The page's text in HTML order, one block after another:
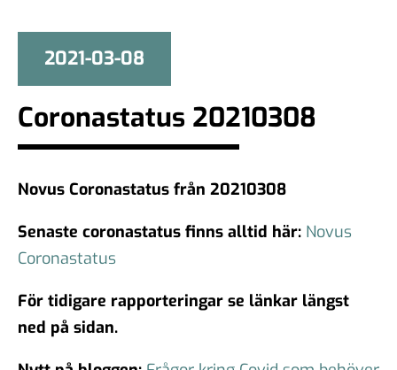
2021-03-08
Coronastatus 20210308
Novus Coronastatus från 20210308
Senaste coronastatus finns alltid här: Novus
Coronastatus
För tidigare rapporteringar se länkar längst
ned på sidan.